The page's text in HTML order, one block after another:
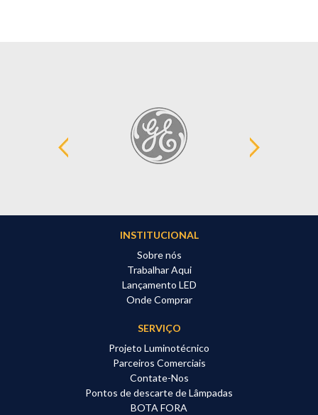
INSTITUCIONAL
Sobre nós
Trabalhar Aqui
Lançamento LED
Onde Comprar
SERVIÇO
Projeto Luminotécnico
Parceiros Comerciais
Contate-Nos
Pontos de descarte de Lâmpadas
BOTA FORA